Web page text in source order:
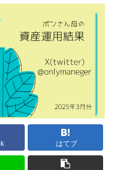
はてブ